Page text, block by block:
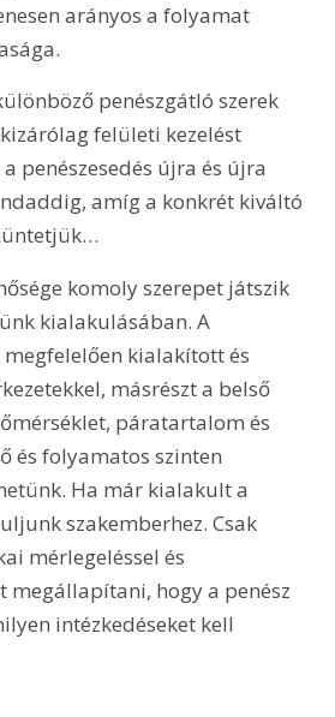
arányos a folyamat
penészgátló szerek
felületi kezelést
penészesedés újra és újra
amíg a konkrét kiváltó
komoly szerepet játszik
kialakulásában. A
megfelelően kialakított és
másrészt a belső
páratartalom és
és folyamatos szinten
Ha már kialakult a
szakemberhez. Csak
mérlegeléssel és
megállapítani, hogy a penész
intézkedéseket kell